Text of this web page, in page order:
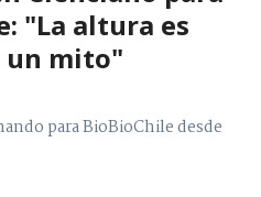
"La altura es
un mito"
para BioBioChile desde